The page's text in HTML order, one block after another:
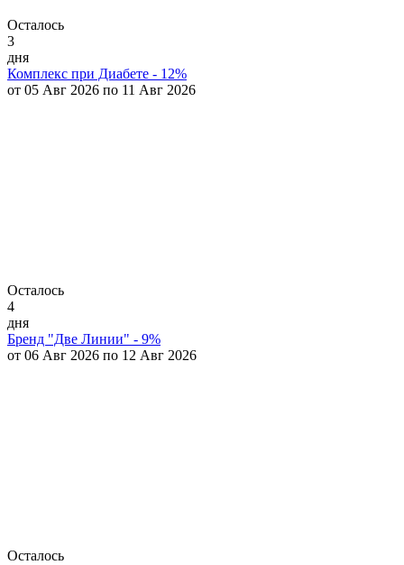
Осталось
3
дня
Комплекс при Диабете - 12%
от 05 Авг 2026 по 11 Авг 2026
Осталось
4
дня
Бренд "Две Линии" - 9%
от 06 Авг 2026 по 12 Авг 2026
Осталось